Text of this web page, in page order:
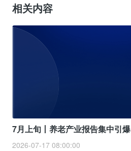
相关内容
7月上旬丨养老产业报告集中引爆
2026-07-17 08:00:00